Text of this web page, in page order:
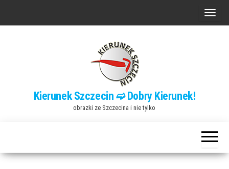
P
n
a
w
Kierunek Szczecin ➫ Dobry Kierunek!
obrazki ze Szczecina i nie tylko